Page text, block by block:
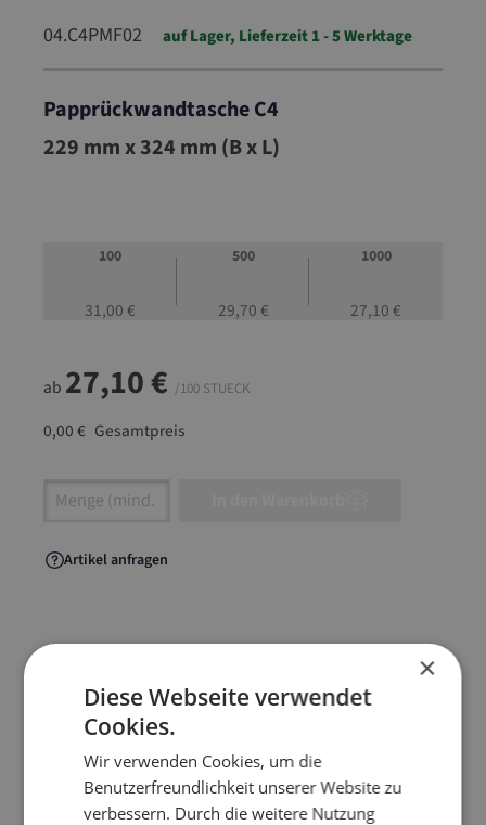
04.C4PMF02 auf Lager, Lieferzeit 1 - 5 Werktage
Papprückwandtasche C4
04.C4PMF02
229 mm x 324 mm (B x L)
100
31,00 €
500
29,70 €
1000
27,10 €
ab 27,10 € /100 STUECK
0,00 € Gesamtpreis
Artikel Anzahl: Gib den gewünschten Wert
Artikel anfragen
Artikelinformationen
Hochwertige und bewährte Versandtaschen mit
stabilsierendem Vollpapprücken
mit Fenster
×
Diese Webseite verwendet
Cookies.
Wir verwenden Cookies, um die
Benutzerfreundlichkeit unserer Website zu
verbessern. Durch die weitere Nutzung